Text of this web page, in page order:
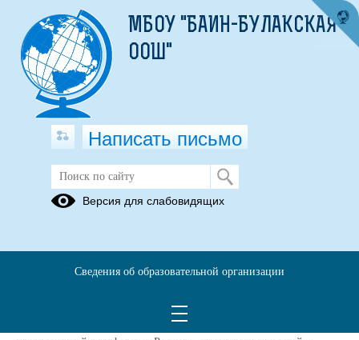
Всероссийский конкурс «Большая
перемена»
Уважаемые ребята и родители!
26 марта 2021 года стартовал второй сезон Всероссийского
конкурса для школьников «Большая перемена» – проекта
МБОУ "БАИН-БУЛАКСКАЯ
ООШ"
Написать письмо
Версия для слабовидящих
Сведения об образовательной организации